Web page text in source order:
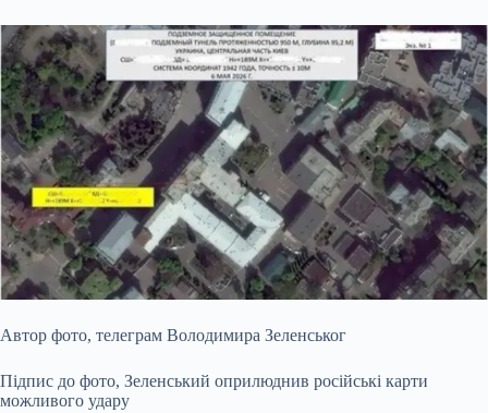
Автор фото, телеграм Володимира Зеленськог
Підпис до фото, Зеленський оприлюднив російські карти
можливого удару